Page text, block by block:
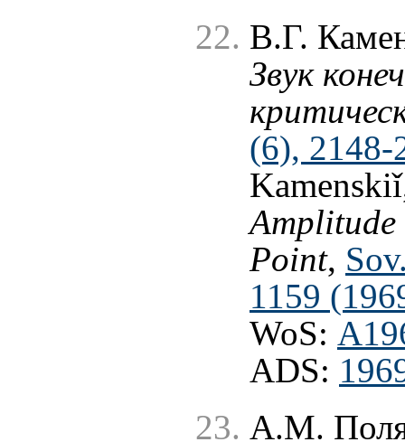
В.Г.
Звук
(6), 2148-
Point,
1159
WoS:
ADS:
А.М.